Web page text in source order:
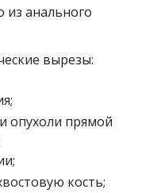
из анального
вырезы:
опухоли прямой
кость;